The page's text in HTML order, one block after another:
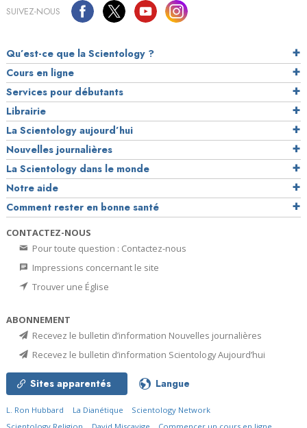
SUIVEZ-NOUS
Qu’est-ce que la Scientology ?
Cours en ligne
Services pour débutants
Librairie
La Scientology aujourd’hui
Nouvelles journalières
La Scientology dans le monde
Notre aide
Comment rester en bonne santé
CONTACTEZ-NOUS
Pour toute question : Contactez-nous
Impressions concernant le site
Trouver une Église
ABONNEMENT
Recevez le bulletin d’information Nouvelles journalières
Recevez le bulletin d’information Scientology Aujourd’hui
Sites apparentés Langue
L. Ron Hubbard La Dianétique
Scientology Network